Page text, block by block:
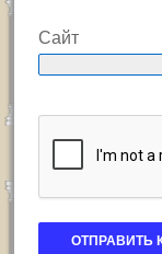
Сайт